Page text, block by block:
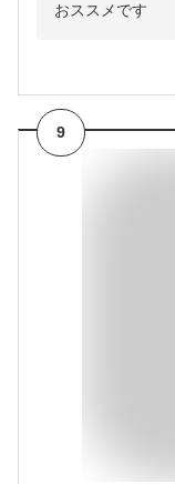
おススメです
9